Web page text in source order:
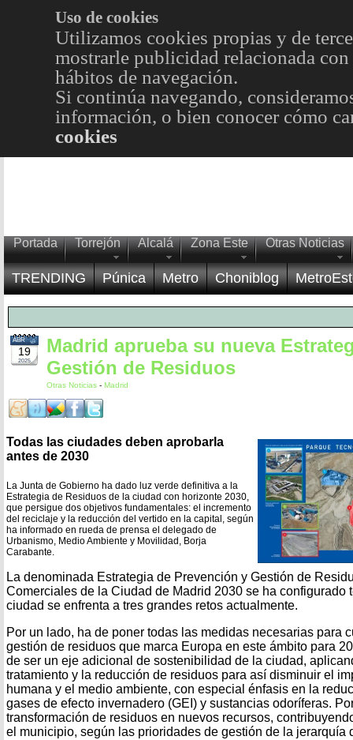
Uso de cookies
Utilizamos cookies propias y de
mostrarle publicidad relacionada
hábitos de navegación.
Si continúa navegando,
información, o bien conocer cómo
cookies
Portada Torrejón Alcalá Zona Este Otras Noticias
TRENDING Púnica Metro Choniblog
19
ABR
2025
Madrid aprueba su nueva
Gestión de Residuos
Otras Noticias - Madrid
Todas las ciudades deben aprobarla
antes de 2030
La Junta de Gobierno ha dado luz verde definitiva a la
Estrategia de Residuos de la ciudad con horizonte 2030,
que persigue dos objetivos fundamentales: el incremento
del reciclaje y la reducción del vertido en la capital, según
ha informado en rueda de prensa el delegado de
Urbanismo, Medio Ambiente y Movilidad, Borja
Carabante.
La denominada Estrategia de Prevención y Gestión de
Comerciales de la Ciudad de Madrid 2030 se ha configurado
ciudad se enfrenta a tres grandes retos actualmente.
Por un lado, ha de poner todas las medidas necesarias para
gestión de residuos que marca Europa en este ámbito para
de ser un eje adicional de sostenibilidad de la ciudad,
tratamiento y la reducción de residuos para así disminuir el
humana y el medio ambiente, con especial énfasis en la
gases de efecto invernadero (GEI) y sustancias odoríferas.
transformación de residuos en nuevos recursos,
el municipio, según las prioridades de gestión de la jerarquía